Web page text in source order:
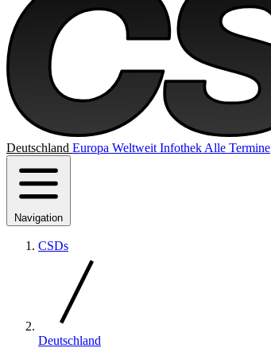
Deutschland Europa Weltweit Infothek Alle Termine
Navigation
CSDs
Deutschland